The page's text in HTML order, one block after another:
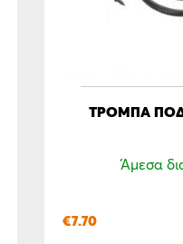
TΡΌΜΠΑ
Άμεσα
€7.70